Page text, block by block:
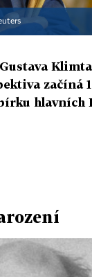
začíná
hlavních